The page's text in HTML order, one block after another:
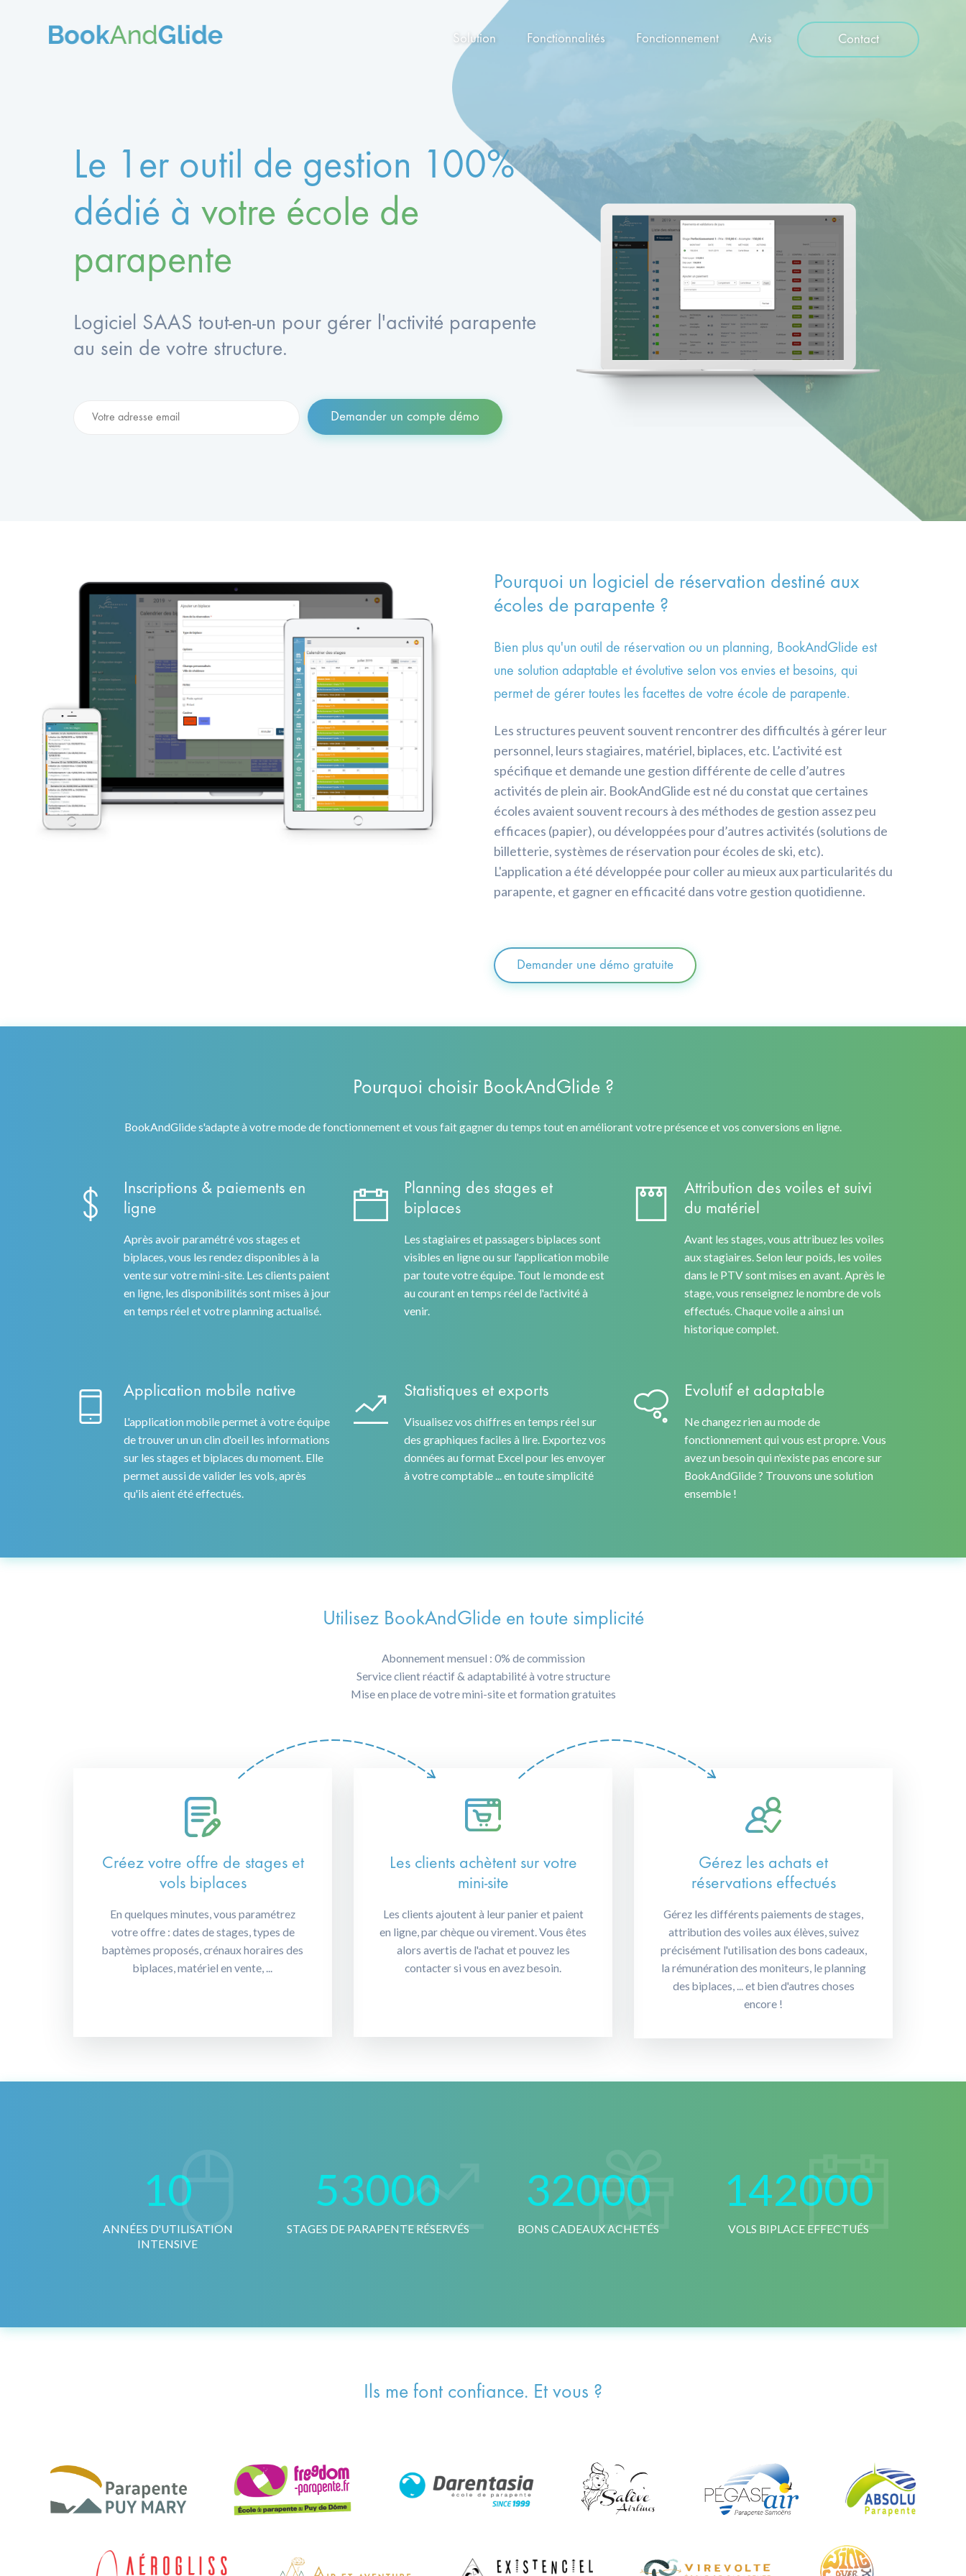
Contact
Solution Fonctionnalités Fonctionnement Avis
Le 1er outil de gestion 100%
dédié à votre école de
parapente
Logiciel SAAS tout-en-un pour gérer l'activité parapente
au sein de votre structure.
Demander un compte démo
Pourquoi un logiciel de réservation destiné aux
écoles de parapente ?
Bien plus qu'un outil de réservation ou un planning, BookAndGlide est
une solution adaptable et évolutive selon vos envies et besoins, qui
permet de gérer toutes les facettes de votre école de parapente.
Les structures peuvent souvent rencontrer des difficultés à gérer leur
personnel, leurs stagiaires, matériel, biplaces, etc. L’activité est
spécifique et demande une gestion différente de celle d’autres
activités de plein air. BookAndGlide est né du constat que certaines
écoles avaient souvent recours à des méthodes de gestion assez peu
efficaces (papier), ou développées pour d’autres activités (solutions de
billetterie, systèmes de réservation pour écoles de ski, etc).
L'application a été développée pour coller au mieux aux particularités du
parapente, et gagner en efficacité dans votre gestion quotidienne.
Demander une démo gratuite
Pourquoi choisir BookAndGlide ?
BookAndGlide s'adapte à votre mode de fonctionnement et vous fait gagner du temps tout en améliorant votre présence et vos conversions en ligne.
Inscriptions & paiements en
ligne
Après avoir paramétré vos stages et
biplaces, vous les rendez disponibles à la
vente sur votre mini-site. Les clients paient
en ligne, les disponibilités sont mises à jour
en temps réel et votre planning actualisé.
Planning des stages et
biplaces
Les stagiaires et passagers biplaces sont
visibles en ligne ou sur l'application mobile
par toute votre équipe. Tout le monde est
au courant en temps réel de l'activité à
venir.
Attribution des voiles et suivi
du matériel
Avant les stages, vous attribuez les voiles
aux stagiaires. Selon leur poids, les voiles
dans le PTV sont mises en avant. Après le
stage, vous renseignez le nombre de vols
effectués. Chaque voile a ainsi un
historique complet.
Application mobile native
L'application mobile permet à votre équipe
de trouver un un clin d'oeil les informations
sur les stages et biplaces du moment. Elle
permet aussi de valider les vols, après
qu'ils aient été effectués.
Statistiques et exports
Visualisez vos chiffres en temps réel sur
des graphiques faciles à lire. Exportez vos
données au format Excel pour les envoyer
à votre comptable ... en toute simplicité
Evolutif et adaptable
Ne changez rien au mode de
fonctionnement qui vous est propre. Vous
avez un besoin qui n'existe pas encore sur
BookAndGlide ? Trouvons une solution
ensemble !
Utilisez BookAndGlide en toute simplicité
Abonnement mensuel : 0% de commission
Service client réactif & adaptabilité à votre structure
Mise en place de votre mini-site et formation gratuites
Créez votre offre de stages et
vols biplaces
En quelques minutes, vous paramétrez
votre offre : dates de stages, types de
baptèmes proposés, crénaux horaires des
biplaces, matériel en vente, ...
Les clients achètent sur votre
mini-site
Les clients ajoutent à leur panier et paient
en ligne, par chèque ou virement. Vous êtes
alors avertis de l'achat et pouvez les
contacter si vous en avez besoin.
Gérez les achats et
réservations effectués
Gérez les différents paiements de stages,
attribution des voiles aux élèves, suivez
précisément l'utilisation des bons cadeaux,
la rémunération des moniteurs, le planning
des biplaces, ... et bien d'autres choses
encore !
10
ANNÉES D'UTILISATION
INTENSIVE
53000
STAGES DE PARAPENTE RÉSERVÉS
32000
BONS CADEAUX ACHETÉS
142000
VOLS BIPLACE EFFECTUÉS
Ils me font confiance. Et vous ?